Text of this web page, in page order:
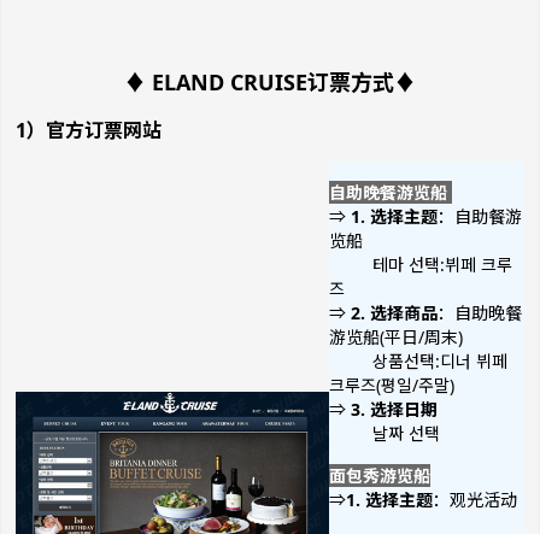
♦ ELAND CRUISE订票方式♦
1）官方订票网站
自助晚餐游览船
⇒ 1. 选择主题：自助餐游
览船
테마 선택:뷔페 크루
즈
⇒ 2. 选择商品：自助晚餐
游览船(平日/周末)
상품선택:디너 뷔페
크루즈(평일/주말)
⇒ 3. 选择日期
날짜 선택
面包秀游览船
⇒1. 选择主题：观光活动